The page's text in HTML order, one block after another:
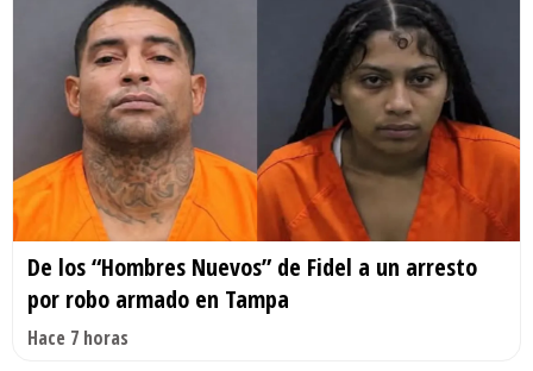
De los “Hombres Nuevos” de Fidel a un arresto
por robo armado en Tampa
Hace 7 horas